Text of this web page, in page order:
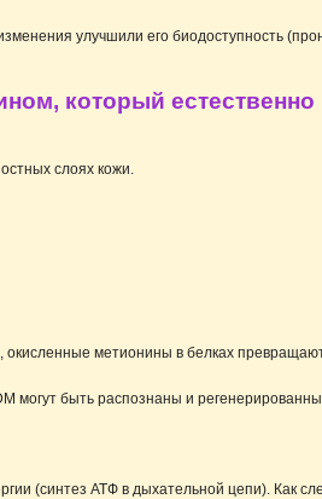
улучшили его биодоступность
который естественно
слоях кожи.
метионины в белках
могут быть распознаны и
(синтез АТФ в дыхательной цепи). Как